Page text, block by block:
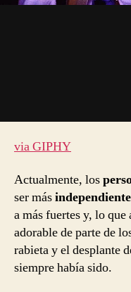
via GIPHY
Actualmente, los
ser más
a más fuertes y, lo que
adorable de parte de
rabieta y el desplante
siempre había sido.